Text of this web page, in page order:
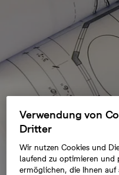
Verwendung von
Dritter
Wir nutzen Cookies und
laufend zu optimieren und
ermöglichen, die Ihnen auf